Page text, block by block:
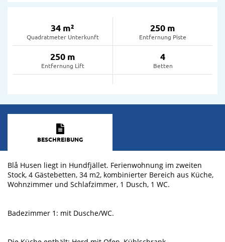
34 m²
Quadratmeter Unterkunft
250 m
Entfernung Piste
250 m
Entfernung Lift
4
Betten
BESCHREIBUNG
Blå Husen liegt in Hundfjället. Ferienwohnung im zweiten
Stock, 4 Gästebetten, 34 m2, kombinierter Bereich aus Küche,
Wohnzimmer und Schlafzimmer, 1 Dusch, 1 WC.
Badezimmer 1: mit Dusche/WC.